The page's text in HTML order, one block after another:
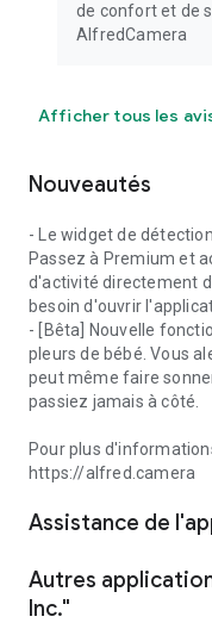
de confort et de
AlfredCamera
Afficher tous les
Nouveautés
- Le widget de
Passez à Premium et
d'activité directement
besoin d'ouvrir
- [Bêta] Nouvelle
pleurs de bébé. Vous
peut même faire
passiez jamais à côté.
Pour plus
https://alfred.camera
Assistance de
Autres
Inc."